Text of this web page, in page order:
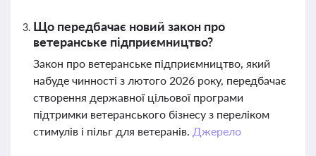
Що передбачає новий закон про
ветеранське підприємництво?
Закон про ветеранське підприємництво, який
набуде чинності з лютого 2026 року, передбачає
створення державної цільової програми
підтримки ветеранського бізнесу з переліком
стимулів і пільг для ветеранів. Джерело